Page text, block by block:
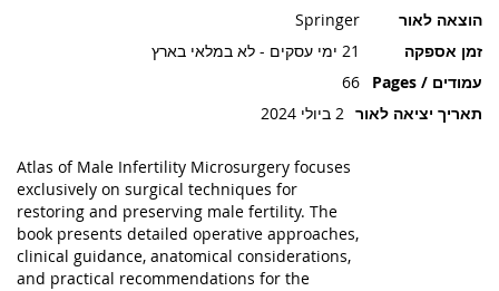
הוצאה לאור
Springer
זמן אספקה
21 ימי עסקים - לא במלאי בארץ
עמודים / Pages
66
תאריך יציאה לאור 2 ביולי 2024
Atlas of Male Infertility Microsurgery focuses
exclusively on surgical techniques for
restoring and preserving male fertility. The
book presents detailed operative approaches,
clinical guidance, anatomical considerations,
and practical recommendations for the